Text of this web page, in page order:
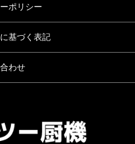
ポリシー
基づく表記
わせ